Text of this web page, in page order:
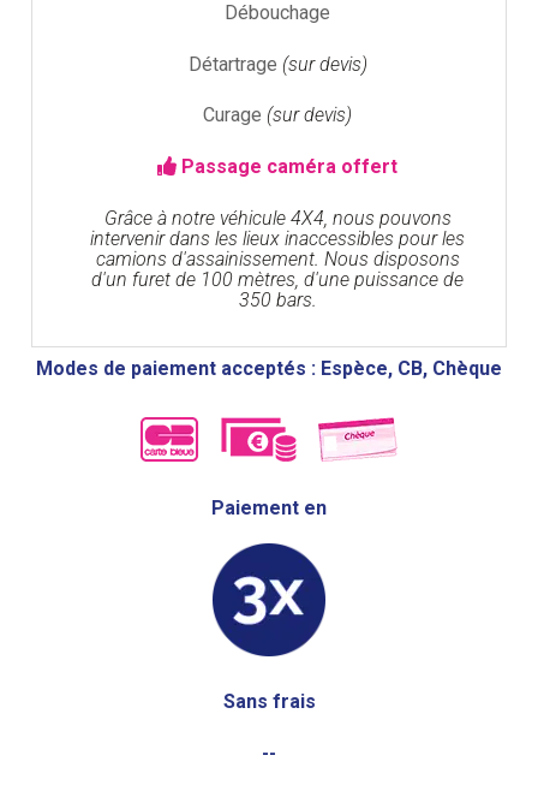
Débouchage
Détartrage (sur devis)
Curage (sur devis)
Passage caméra offert
Grâce à notre véhicule 4X4, nous pouvons
intervenir dans les lieux inaccessibles pour les
camions d'assainissement. Nous disposons
d'un furet de 100 mètres, d'une puissance de
350 bars.
Modes de paiement acceptés : Espèce, CB, Chèque
Paiement en
Sans frais
--